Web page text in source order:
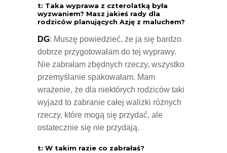
t: Taka wyprawa z czterolatką była
wyzwaniem? Masz jakieś rady dla
rodziców planujących Azję z maluchem?
DG: Muszę powiedzieć, że ja się bardzo
dobrze przygotowałam do tej wyprawy.
Nie zabrałam zbędnych rzeczy, wszystko
przemyślanie spakowałam. Mam
wrażenie, że dla niektórych rodziców taki
wyjazd to zabranie całej walizki różnych
rzeczy, które mogą się przydać, ale
ostatecznie się nie przydają.
t: W takim razie co zabrałaś?